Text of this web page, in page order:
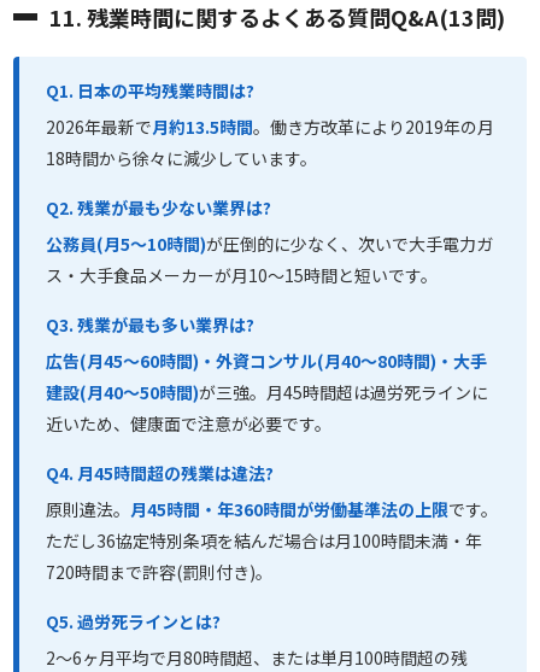
11. 残業時間に関するよくある質問Q&A(13問)
Q1. 日本の平均残業時間は?
2026年最新で月約13.5時間。働き方改革により2019年の月
18時間から徐々に減少しています。
Q2. 残業が最も少ない業界は?
公務員(月5〜10時間)が圧倒的に少なく、次いで大手電力ガ
ス・大手食品メーカーが月10〜15時間と短いです。
Q3. 残業が最も多い業界は?
広告(月45〜60時間)・外資コンサル(月40〜80時間)・大手
建設(月40〜50時間)が三強。月45時間超は過労死ラインに
近いため、健康面で注意が必要です。
Q4. 月45時間超の残業は違法?
原則違法。月45時間・年360時間が労働基準法の上限です。
ただし36協定特別条項を結んだ場合は月100時間未満・年
720時間まで許容(罰則付き)。
Q5. 過労死ラインとは?
2〜6ヶ月平均で月80時間超、または単月100時間超の残